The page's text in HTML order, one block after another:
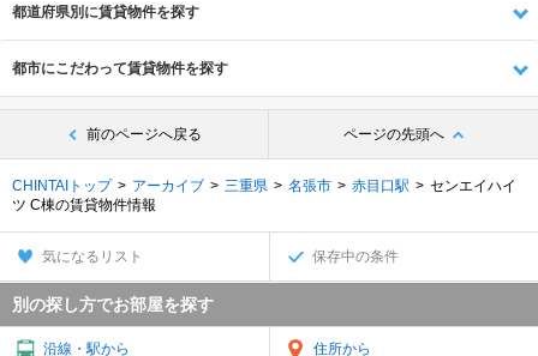
都道府県別に賃貸物件を探す
都市にこだわって賃貸物件を探す
前のページへ戻る ページの先頭へ
CHINTAIトップ アーカイブ 三重県 名張市 赤目口駅
センエイハイ
ツ C棟の賃貸物件情報
気になるリスト 保存中の条件
別の探し方でお部屋を探す
沿線・駅から 住所から